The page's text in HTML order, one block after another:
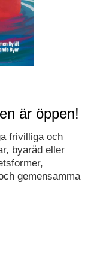
är öppen!
frivilliga och
byaråd eller
gemensamma